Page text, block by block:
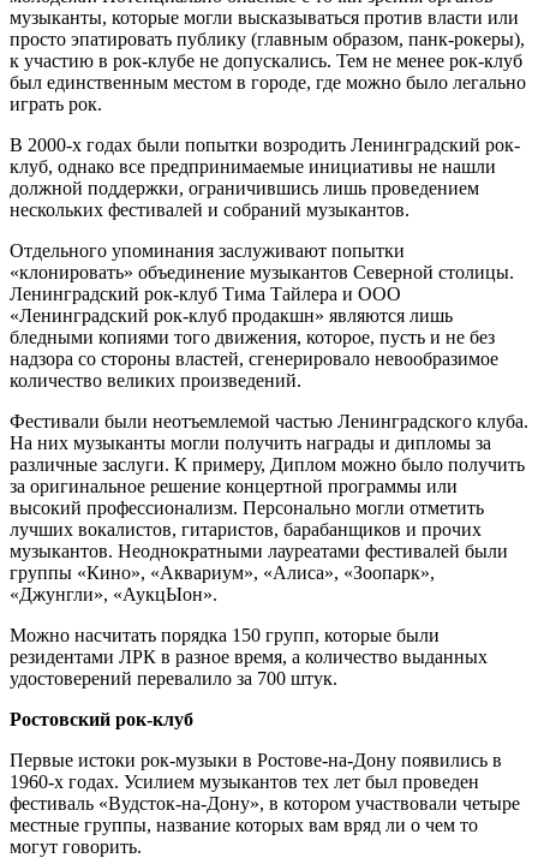
музыканты, которые могли высказываться против власти или
просто эпатировать публику (главным образом, панк-рокеры),
к участию в рок-клубе не допускались. Тем не менее рок-клуб
был единственным местом в городе, где можно было легально
играть рок.
В 2000-х годах были попытки возродить Ленинградский рок-
клуб, однако все предпринимаемые инициативы не нашли
должной поддержки, ограничившись лишь проведением
нескольких фестивалей и собраний музыкантов.
Отдельного упоминания заслуживают попытки
«клонировать» объединение музыкантов Северной столицы.
Ленинградский рок-клуб Тима Тайлера и ООО
«Ленинградский рок-клуб продакшн» являются лишь
бледными копиями того движения, которое, пусть и не без
надзора со стороны властей, сгенерировало невообразимое
количество великих произведений.
Фестивали были неотъемлемой частью Ленинградского клуба.
На них музыканты могли получить награды и дипломы за
различные заслуги. К примеру, Диплом можно было получить
за оригинальное решение концертной программы или
высокий профессионализм. Персонально могли отметить
лучших вокалистов, гитаристов, барабанщиков и прочих
музыкантов. Неоднократными лауреатами фестивалей были
группы «Кино», «Аквариум», «Алиса», «Зоопарк»,
«Джунгли», «АукцЫон».
Можно насчитать порядка 150 групп, которые были
резидентами ЛРК в разное время, а количество выданных
удостоверений перевалило за 700 штук.
Ростовский рок-клуб
Первые истоки рок-музыки в Ростове-на-Дону появились в
1960-х годах. Усилием музыкантов тех лет был проведен
фестиваль «Вудсток-на-Дону», в котором участвовали четыре
местные группы, название которых вам вряд ли о чем то
могут говорить.